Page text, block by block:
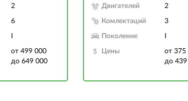
2
6
от 499 000
до 649 000
Двигателей 2
Комлектаций 3
Поколение
Цены
от 375
до